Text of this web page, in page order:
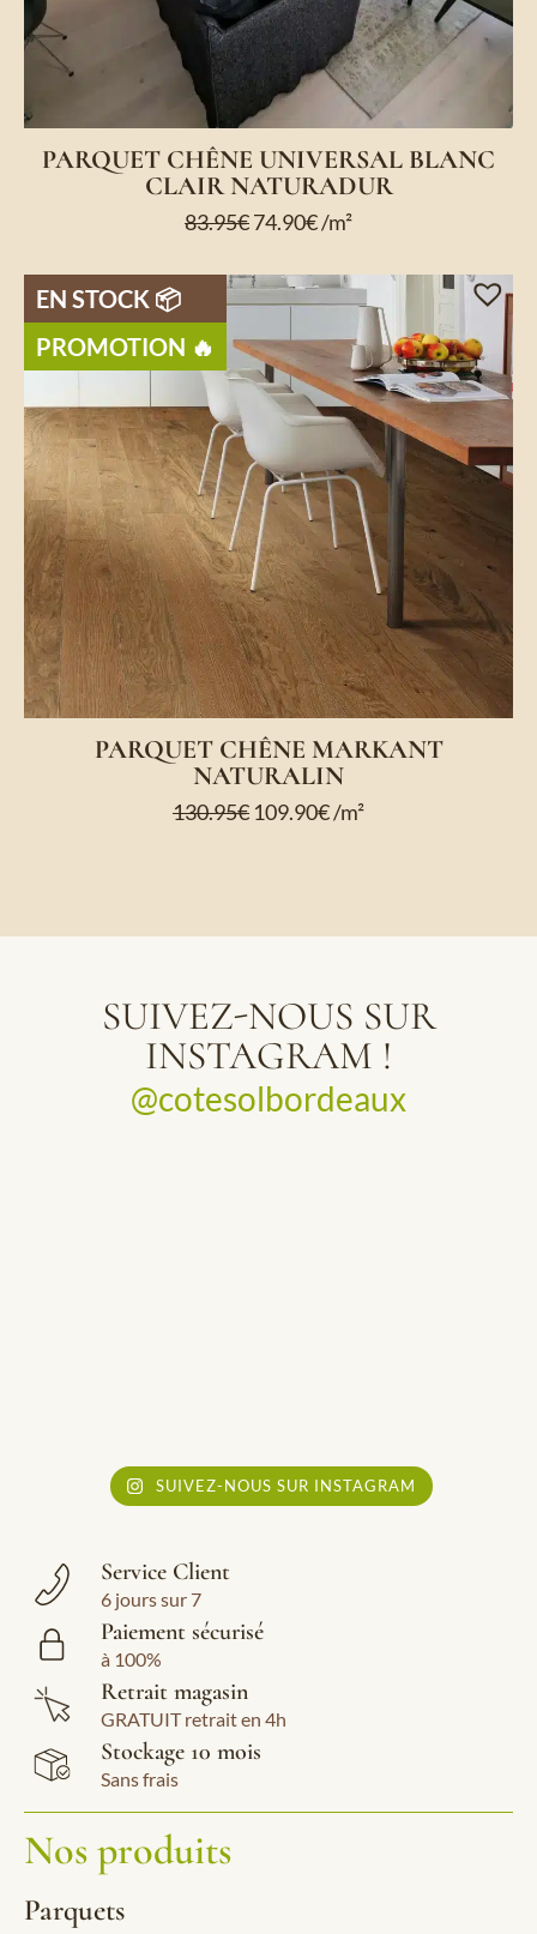
PARQUET CHÊNE UNIVERSAL BLANC
CLAIR NATURADUR
83.95€74.90€/m²
EN STOCK ​📦
PROMOTION ​🔥
PARQUET CHÊNE MARKANT
NATURALIN
130.95€ 109.90€/m²
SUIVEZ-NOUS SUR
INSTAGRAM !
@cotesolbordeaux
SUIVEZ-NOUS SUR INSTAGRAM
Service Client
6 jours sur 7
Paiement sécurisé
à 100%
Retrait magasin
GRATUIT retrait en 4h
Stockage 10 mois
Sans frais
Nos produits
Parquets